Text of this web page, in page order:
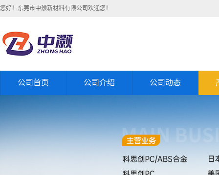
您好！东莞市中灏新材料有限公司欢迎您！
公司首页 公司介绍 公司动态